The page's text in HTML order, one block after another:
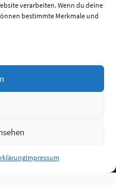
verarbeiten. Wenn du deine
bestimmte Merkmale und
Impressum
Quellen